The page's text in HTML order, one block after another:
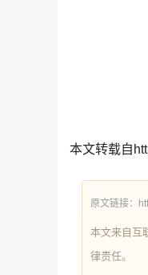
本文转载自
原文链接：
本文来自互
律责任。